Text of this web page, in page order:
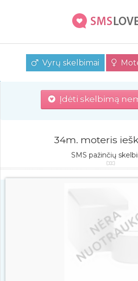
Vyrų skelbimai
Įdėti skelbimą
34m. moteris
SMS pažinčių